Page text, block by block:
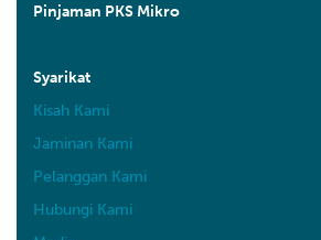
Syarikat
Kisah Kami
Jaminan Kami
Pelanggan Kami
Hubungi Kami
Pinjaman PKS Mikro